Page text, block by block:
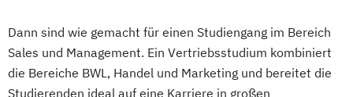
Fußballtraining und -management
(Professionell)
Dann sind wie gemacht für einen Studiengang im Bereich
Sales und Management. Ein Vertriebsstudium kombiniert
die Bereiche BWL, Handel und Marketing und bereitet die
Studierenden ideal auf eine Karriere in großen